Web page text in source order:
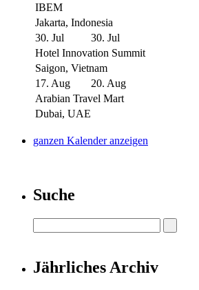
IBEM
Jakarta, Indonesia
30. Jul
30. Jul
Hotel Innovation Summit
Saigon, Vietnam
17. Aug
20. Aug
Arabian Travel Mart
Dubai, UAE
ganzen Kalender anzeigen
Suche
Jährliches Archiv